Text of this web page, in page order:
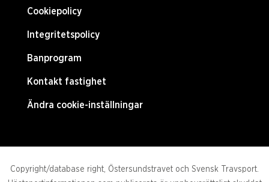
Cookiepolicy
Integritetspolicy
Banprogram
Kontakt fastighet
Ändra cookie-inställningar
Copyright/database right, Östersundstravet och Svensk Travsport.